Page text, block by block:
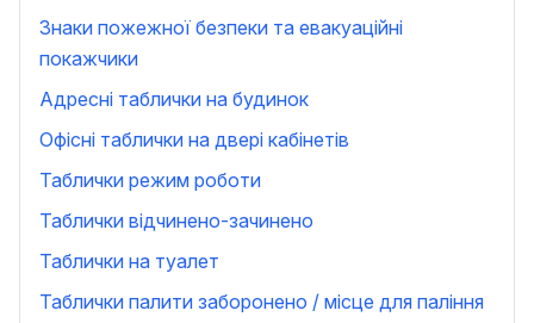
Знаки пожежної безпеки та евакуаційні
покажчики
Адресні таблички на будинок
Офісні таблички на двері кабінетів
Таблички режим роботи
Таблички відчинено-зачинено
Таблички на туалет
Таблички палити заборонено / місце для паління